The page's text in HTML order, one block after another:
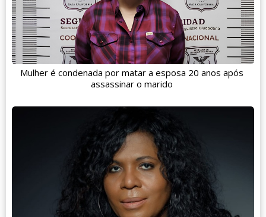
Mulher é condenada por matar a esposa 20 anos após
assassinar o marido